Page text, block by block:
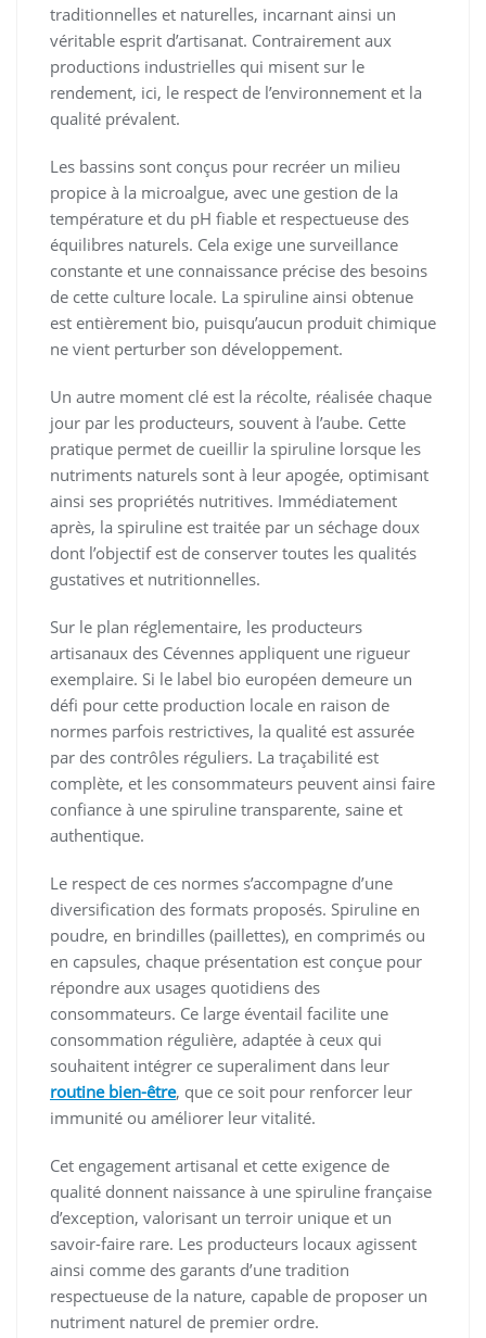
traditionnelles et naturelles, incarnant ainsi un
véritable esprit d’artisanat. Contrairement aux
productions industrielles qui misent sur le
rendement, ici, le respect de l’environnement et la
qualité prévalent.
Les bassins sont conçus pour recréer un milieu
propice à la microalgue, avec une gestion de la
température et du pH fiable et respectueuse des
équilibres naturels. Cela exige une surveillance
constante et une connaissance précise des besoins
de cette culture locale. La spiruline ainsi obtenue
est entièrement bio, puisqu’aucun produit chimique
ne vient perturber son développement.
Un autre moment clé est la récolte, réalisée chaque
jour par les producteurs, souvent à l’aube. Cette
pratique permet de cueillir la spiruline lorsque les
nutriments naturels sont à leur apogée, optimisant
ainsi ses propriétés nutritives. Immédiatement
après, la spiruline est traitée par un séchage doux
dont l’objectif est de conserver toutes les qualités
gustatives et nutritionnelles.
Sur le plan réglementaire, les producteurs
artisanaux des Cévennes appliquent une rigueur
exemplaire. Si le label bio européen demeure un
défi pour cette production locale en raison de
normes parfois restrictives, la qualité est assurée
par des contrôles réguliers. La traçabilité est
complète, et les consommateurs peuvent ainsi faire
confiance à une spiruline transparente, saine et
authentique.
Le respect de ces normes s’accompagne d’une
diversification des formats proposés. Spiruline en
poudre, en brindilles (paillettes), en comprimés ou
en capsules, chaque présentation est conçue pour
répondre aux usages quotidiens des
consommateurs. Ce large éventail facilite une
consommation régulière, adaptée à ceux qui
souhaitent intégrer ce superaliment dans leur
routine bien-être, que ce soit pour renforcer leur
immunité ou améliorer leur vitalité.
Cet engagement artisanal et cette exigence de
qualité donnent naissance à une spiruline française
d’exception, valorisant un terroir unique et un
savoir-faire rare. Les producteurs locaux agissent
ainsi comme des garants d’une tradition
respectueuse de la nature, capable de proposer un
nutriment naturel de premier ordre.